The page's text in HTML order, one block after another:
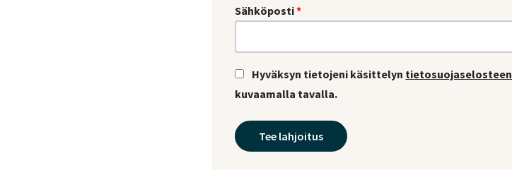
Sähköposti*
Hyväksyn tietojeni käsittelyn tietosuojaselosteen
kuvaamalla tavalla.
Tee lahjoitus